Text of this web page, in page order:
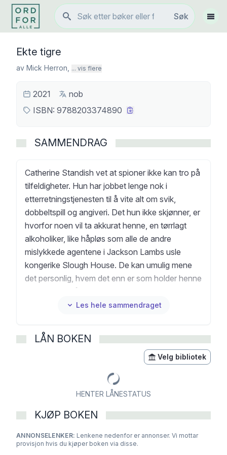
Søk
Søk
Vis
Ekte tigre
av Mick Herron ... vis flere
2021
nob
ISBN: 9788203374890
SAMMENDRAG
Catherine Standish vet at spioner ikke kan tro på
tilfeldigheter. Hun har jobbet lenge nok i
etterretningstjenesten til å vite alt om svik,
dobbeltspill og angiveri. Det hun ikke skjønner, er
hvorfor noen vil ta akkurat henne, en tørrlagt
alkoholiker, like håpløs som alle de andre
mislykkede agentene i Jackson Lambs usle
kongerike Slough House. De kan umulig mene
det personlig, hvem det enn er som holder henne
sannsynlig handler det om Jackson Lamb. Og si
en av sine egne i stikken. Han er til og med en du
kan betro livet ditt til... Kidnappingen er bare
toppen av isfjellet. Det vet Jackson Lamb. «Den
moderne spionmesteren» Ole Jacob Hoel,
Adresseavisen (Terningkast 5) «Le Carrés
arvtager? Bøkene er stinne av det vi før kalte
vidd, humoren upåklagelig britisk. Alt uten at
bøkene en fest, den norske oversettelsen ved
Inge Ulrik Gundersen ser riktig god ut, den også.
Les hele sammendraget
LÅN BOKEN
Velg bibliotek
HENTER LÅNESTATUS
KJØP BOKEN
ANNONSELENKER: Lenkene nedenfor er annonser. Vi mottar
provisjon hvis du kjøper boken via disse.